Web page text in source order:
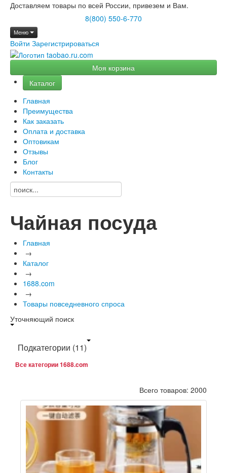
Доставляем товары по всей России, привезем и Вам.
8(800) 550-6-770
Меню
Войти Зарегистрироваться
Моя корзина
Каталог
Главная
Преимущества
Как заказать
Оплата и доставка
Оптовикам
Отзывы
Блог
Контакты
Чайная посуда
Главная
→
Каталог
→
1688.com
→
Товары повседневного спроса
Уточняющий поиск
Подкатегории (11)
Все категории 1688.com
Всего товаров: 2000